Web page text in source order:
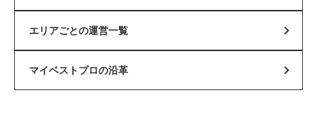
エリアごとの運営一覧
マイベストプロの沿革